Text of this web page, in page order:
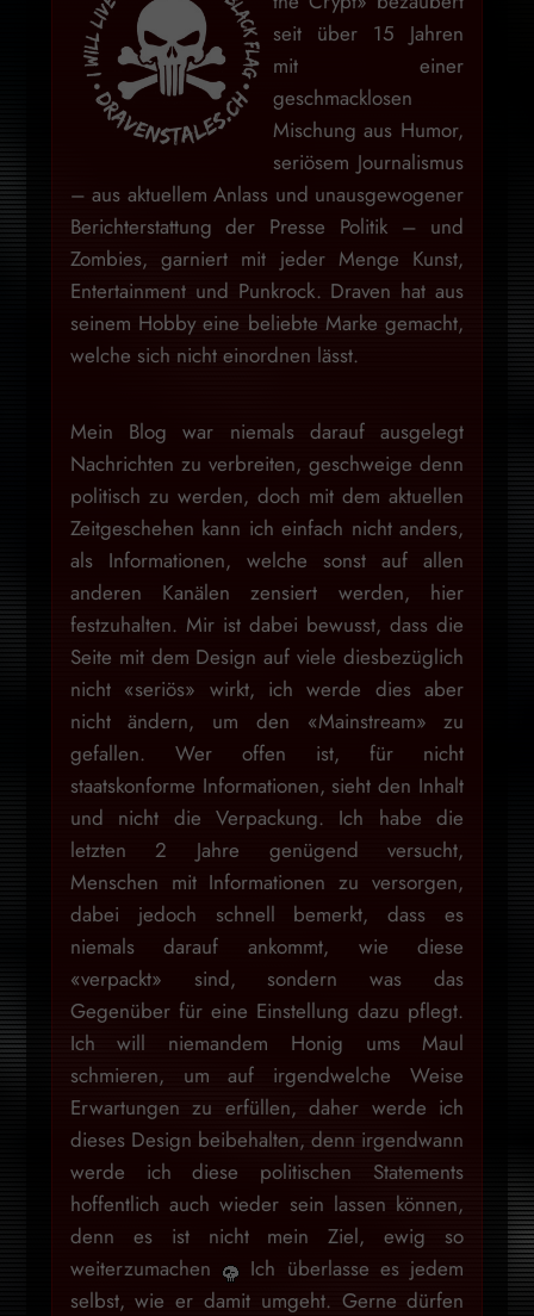
seit über 15 Jahren
mit einer
geschmacklosen
Mischung aus Humor,
seriösem Journalismus
– aus aktuellem Anlass und unausgewogener
Berichterstattung der Presse Politik – und
Zombies, garniert mit jeder Menge Kunst,
Entertainment und Punkrock. Draven hat aus
seinem Hobby eine beliebte Marke gemacht,
welche sich nicht einordnen lässt.
Mein Blog war niemals darauf ausgelegt
Nachrichten zu verbreiten, geschweige denn
politisch zu werden, doch mit dem aktuellen
Zeitgeschehen kann ich einfach nicht anders,
als Informationen, welche sonst auf allen
anderen Kanälen zensiert werden, hier
festzuhalten. Mir ist dabei bewusst, dass die
Seite mit dem Design auf viele diesbezüglich
nicht «seriös» wirkt, ich werde dies aber
nicht ändern, um den «Mainstream» zu
gefallen. Wer offen ist, für nicht
staatskonforme Informationen, sieht den Inhalt
und nicht die Verpackung. Ich habe die
letzten 2 Jahre genügend versucht,
Menschen mit Informationen zu versorgen,
dabei jedoch schnell bemerkt, dass es
niemals darauf ankommt, wie diese
«verpackt» sind, sondern was das
Gegenüber für eine Einstellung dazu pflegt.
Ich will niemandem Honig ums Maul
schmieren, um auf irgendwelche Weise
Erwartungen zu erfüllen, daher werde ich
dieses Design beibehalten, denn irgendwann
werde ich diese politischen Statements
hoffentlich auch wieder sein lassen können,
denn es ist nicht mein Ziel, ewig so
weiterzumachen
Ich überlasse es jedem
selbst, wie er damit umgeht. Gerne dürfen